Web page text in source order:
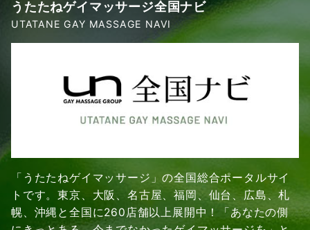
うたたねゲイマッサージ全国ナビ
UTATANE GAY MASSAGE NAVI
「うたたねゲイマッサージ」の全国総合ポータルサイ
トです。東京、大阪、名古屋、福岡、仙台、広島、札
幌、沖縄と全国に260店舗以上展開中！「あなたの側